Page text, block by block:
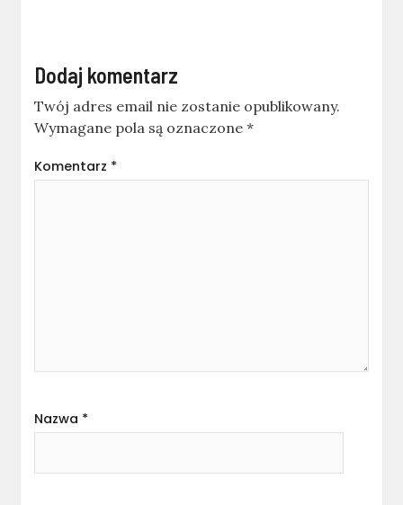
Dodaj komentarz
Twój adres email nie zostanie opublikowany.
Wymagane pola są oznaczone*
Komentarz *
Nazwa *